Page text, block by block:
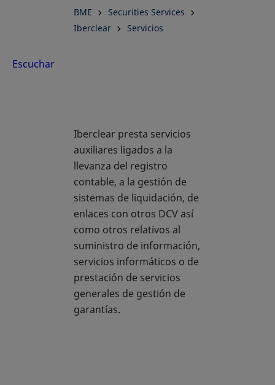
BME
Securities Services
Iberclear
Servicios
Escuchar
Iberclear presta servicios
auxiliares ligados a la
llevanza del registro
contable, a la gestión de
sistemas de liquidación, de
enlaces con otros DCV así
como otros relativos al
suministro de información,
servicios informáticos o de
prestación de servicios
generales de gestión de
garantías.